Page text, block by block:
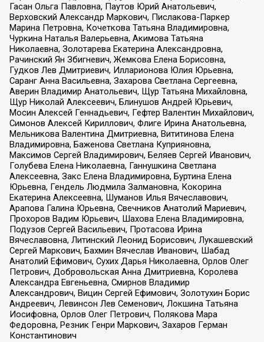
Гасан Ольга Павловна, Паутов Юрий Анатольевич,
Верховский Александр Маркович, Пислакова-Паркер
Марина Петровна, Кочеткова Татьяна Владимировна,
Чуркина Наталья Валерьевна, Акимова Татьяна
Николаевна, Золотарева Екатерина Александровна,
Рачинский Ян Збигневич, Жемкова Елена Борисовна,
Гудков Лев Дмитриевич, Илларионова Юлия Юрьевна,
Саранг Анна Васильевна, Захарова Светлана Сергеевна,
Аверин Владимир Анатольевич, Щур Татьяна Михайловна,
Щур Николай Алексеевич, Блинушов Андрей Юрьевич,
Мосин Алексей Геннадьевич, Гефтер Валентин Михайлович,
Симонов Алексей Кириллович, Флиге Ирина Анатольевна,
Мельникова Валентина Дмитриевна, Вититинова Елена
Владимировна, Баженова Светлана Куприяновна,
Максимов Сергей Владимирович, Беляев Сергей Иванович,
Голубева Елена Николаевна, Ганнушкина Светлана
Алексеевна, Закс Елена Владимировна, Буртина Елена
Юрьевна, Гендель Людмила Залмановна, Кокорина
Екатерина Алексеевна, Шуманов Илья Вячеславович,
Арапова Галина Юрьевна, Свечников Анатолий Мариевич,
Прохоров Вадим Юрьевич, Шахова Елена Владимировна,
Подузов Сергей Васильевич, Протасова Ирина
Вячеславовна, Литинский Леонид Борисович, Лукашевский
Сергей Маркович, Бахмин Вячеслав Иванович, Шабад
Анатолий Ефимович, Сухих Дарья Николаевна, Орлов Олег
Петрович, Добровольская Анна Дмитриевна, Королева
Александра Евгеньевна, Смирнов Владимир
Александрович, Вицин Сергей Ефимович, Золотухин Борис
Андреевич, Левинсон Лев Семенович, Локшина Татьяна
Иосифовна, Орлов Олег Петрович, Полякова Мара
Федоровна, Резник Генри Маркович, Захаров Герман
Константинович